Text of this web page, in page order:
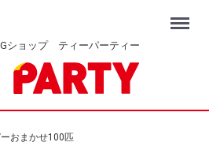
ショップ ティーパーティー
Menu
おまかせ100匹